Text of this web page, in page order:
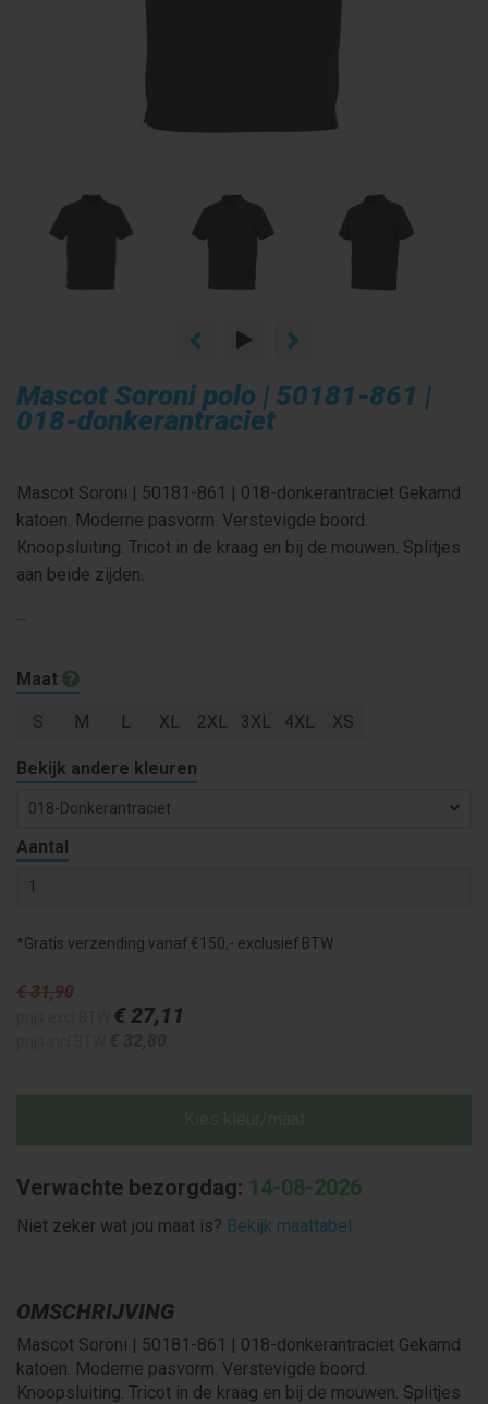
Mascot Soroni polo | 50181-861 |
018-donkerantraciet
Mascot Soroni | 50181-861 | 018-donkerantraciet Gekamd
katoen. Moderne pasvorm. Verstevigde boord.
Knoopsluiting. Tricot in de kraag en bij de mouwen. Splitjes
aan beide zijden.
Maat
S M L XL 2XL 3XL 4XL XS
Bekijk andere kleuren
018-Donkerantraciet
Aantal
*Gratis verzending vanaf €150,- exclusief BTW
€ 31,90
€ 27,11
Verwachte bezorgdag: 14-08-2026
Niet zeker wat jou maat is? Bekijk maattabel
OMSCHRIJVING
Mascot Soroni | 50181-861 | 018-donkerantraciet Gekamd
katoen. Moderne pasvorm. Verstevigde boord.
Knoopsluiting. Tricot in de kraag en bij de mouwen. Splitjes